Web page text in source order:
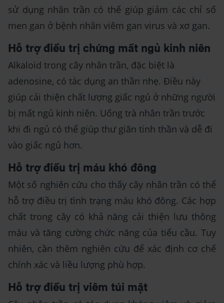
sử dụng nhân trần có thể giúp giảm các chỉ số
men gan ở bệnh nhân viêm gan virus và xơ gan.
Hỗ trợ điều trị chứng mất ngủ kinh niên
Alkaloid trong cây nhân trần, đặc biệt là
adenosine, có tác dụng an thần nhẹ. Điều này
giúp cải thiện chất lượng giấc ngủ ở những người
bị mất ngủ kinh niên. Uống trà nhân trần trước
khi đi ngủ có thể giúp thư giãn tinh thần và dễ đi
vào giấc ngủ hơn.
Hỗ trợ điều trị máu khó đông
Một số nghiên cứu cho thấy cây nhân trần có thể
hỗ trợ điều trị tình trạng máu khó đông. Các hợp
chất trong cây có khả năng cải thiện lưu thông
máu và tăng cường chức năng của tiểu cầu. Tuy
nhiên, cần thêm nghiên cứu để xác định cơ chế
chính xác và liều lượng phù hợp.
Hỗ trợ điều trị viêm túi mật